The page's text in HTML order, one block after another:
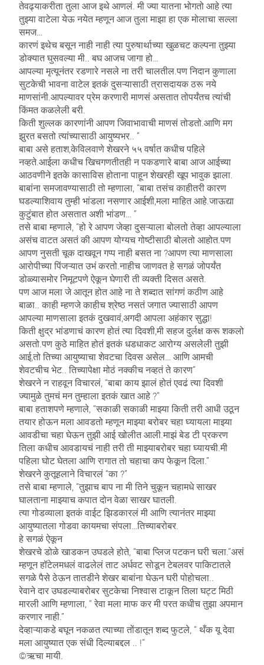
तेवढ्याकरीता तुला आज इथे आणलं. मी ज्या यातना भोगतो आहे त्या
तुझ्या वाटेला येऊ नयेत म्हणून आज तुला माझा हा एक मोलाचा सल्ला
समज…
कारणं इथेच बसून नाही नाही त्या पुरुषार्थाच्या खुळचट कल्पना तुझ्या
डोक्यात घुसवल्या मी.. बघ आजच जागा हो…
आपल्या मृत्यूनंतर रडणारे नसले ना तरी चालतील.पण निदान कुणाला
सुटकेची भावना वाटेल इतकं दुसऱ्यासाठी त्रासदायक ठरू नये
माणसांनी.आपल्यावर प्रेम करणारी माणसं असतात तोपर्यंतच त्यांची
किंमत कळलेली बरी.
किती शुल्लक कारणांनी आपण जिवाभावाची माणसं तोडतो.आणि मग
झुरत बसतो त्यांच्यासाठी आयुष्यभर.. ”
बाबा असे हताश,केविलवाणे शेखरने ५५ वर्षात कधीच पहिले
नव्हते.आईला कधीच खिचगणतीतही न पकडणारे बाबा आज आईच्या
आठवणीने इतके कासाविस होताना पाहून शेखरही खूप भावुक झाला.
बाबांना समजावण्यासाठी तो म्हणाला, “बाबा तसंच काहीतरी कारण
घडल्याशिवाय तुम्ही भांडला नसणार आईशी,मला माहित आहे.जाऊद्या
कुटुंबात होत असतात अशी भांडण… ”
तसे बाबा म्हणाले, “हो रे आपण जेव्हा दुसऱ्याला बोलतो तेव्हा आपल्याला
असंच वाटत असतं की आपण योग्यच गोष्टीसाठी बोलतो आहोत.पण
आपण नुसती चूक दाखवून गप्प नाही बसत ना ?आपण त्या माणसाला
आरोपीच्या पिंजऱ्यात उभं करतो.नाहीच जाणवत हे सगळं जोपर्यंत
डोळ्यासमोर निमूटपणे ऐकून घेणारी ती व्यक्ती दिसत असते.
पण आज मला जे आतून होत आहे ना ते शब्दात सांगणं कठीण आहे
बाळा.. काही म्हणजे काहीच श्रेष्ठ नसतं जगात ज्यासाठी आपण
आपल्या माणसाला इतकं दुखवावं,अगदी आपला अहंकार सुद्धा!
किती क्षुद्र भांडणाचं कारण होतं त्या दिवशी,मी सहज दुर्लक्ष करू शकलो
असतो.पण कुठे माहित होतं इतकं धडधाकट आरोग्य असलेली तुझी
आई,तो तिच्या आयुष्याचा शेवटचा दिवस असेल… आणि आमची
शेवटचीच भेट.. तिच्यापेक्षा मोठं नक्कीच नव्हतं ते कारण”
शेखरने न राहवून विचारलं, “बाबा काय झालं होतं एवढं त्या दिवशी
ज्यामुळे तुमचं मन तुम्हाला इतकं खात आहे ?”
बाबा हताशपणे म्हणाले, “सकाळी सकाळी माझ्या किती तरी आधी उठून
तयार होऊन मला आवडतो म्हणून माझ्या बरोबर चहा घ्यायला माझ्या
आवडीचा चहा घेऊन तुझी आई खोलीत आली.माझं बेड टी प्रकरण
तिला कधीच आवडायचं नाही तरी ती माझ्याबरोबर चहा घ्यायची.मी
पहिला घोट घेतला आणि रागात तो चहाचा कप फेकून दिला.”
शेखरने कुतूहलाने विचारलं “का ?”
तसे बाबा म्हणाले, “तुझाच बाप ना मी तिने चुकून चहामधे साखर
घालताना माझ्याच कपात दोन वेळा साखर घातली.
त्या गोडव्याला इतकं वाईट झिडकारलं मी आणि त्यानंतर माझ्या
आयुष्यातला गोडवा कायमचा संपला…तिच्याबरोबर.
हे सगळं ऐकून
शेखरचे डोळे खाडकन उघडले होते, “बाबा प्लिज पटकन घरी चला.”असं
म्हणून हॉटेलमधलं वाढलेलं ताट अर्धवट सोडून टेबलवर पाकिटातले
सगळे पैसे ठेऊन तातडीने शेखर बाबांना घेऊन घरी पोहोचला..
रेवाने दार उघडल्याबरोबर सुटकेचा निश्वास टाकून तिला घट्ट मिठी
मारली आणि म्हणाला, “ रेवा मला माफ कर मी परत कधीच तुझा अपमान
करणार नाही.”
देव्हाऱ्याकडे बघून नकळत त्याच्या तोंडातून शब्द फुटले, “ थँक यू देवा
मला आयुष्यात एक संधी दिल्याबद्दल .. !”
©ऋचा मायी.